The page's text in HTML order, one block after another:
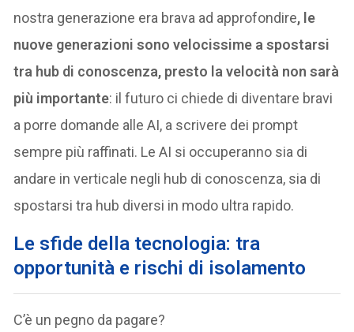
nostra generazione era brava ad approfondire, le
nuove generazioni sono velocissime a spostarsi
tra hub di conoscenza, presto la velocità non sarà
più importante: il futuro ci chiede di diventare bravi
a porre domande alle AI, a scrivere dei prompt
sempre più raffinati. Le AI si occuperanno sia di
andare in verticale negli hub di conoscenza, sia di
spostarsi tra hub diversi in modo ultra rapido.
Le sfide della tecnologia: tra
opportunità e rischi di isolamento
C’è un pegno da pagare?